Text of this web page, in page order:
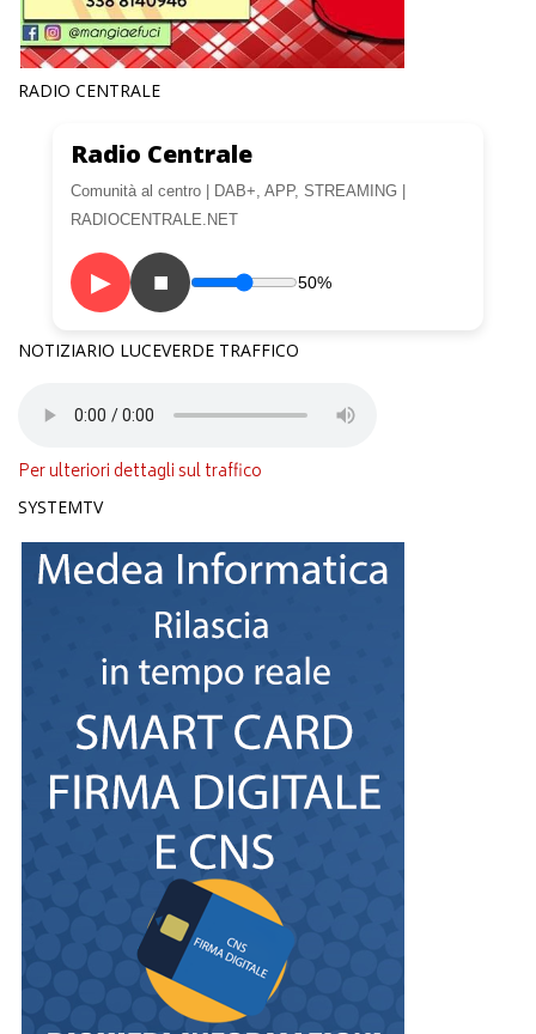
RADIO CENTRALE
Radio Centrale
Comunità al centro | DAB+, APP, STREAMING |
RADIOCENTRALE.NET
▶ ■ 50%
NOTIZIARIO LUCEVERDE TRAFFICO
Per ulteriori dettagli sul traffico
SYSTEMTV